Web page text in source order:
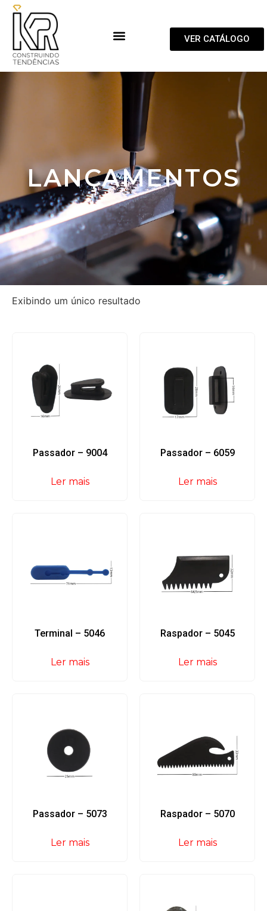
VER CATÁLOGO
LANÇAMENTOS
Exibindo um único resultado
Passador – 9004
Ler mais
Passador – 6059
Ler mais
Terminal – 5046
Ler mais
Raspador – 5045
Ler mais
Passador – 5073
Ler mais
Raspador – 5070
Ler mais